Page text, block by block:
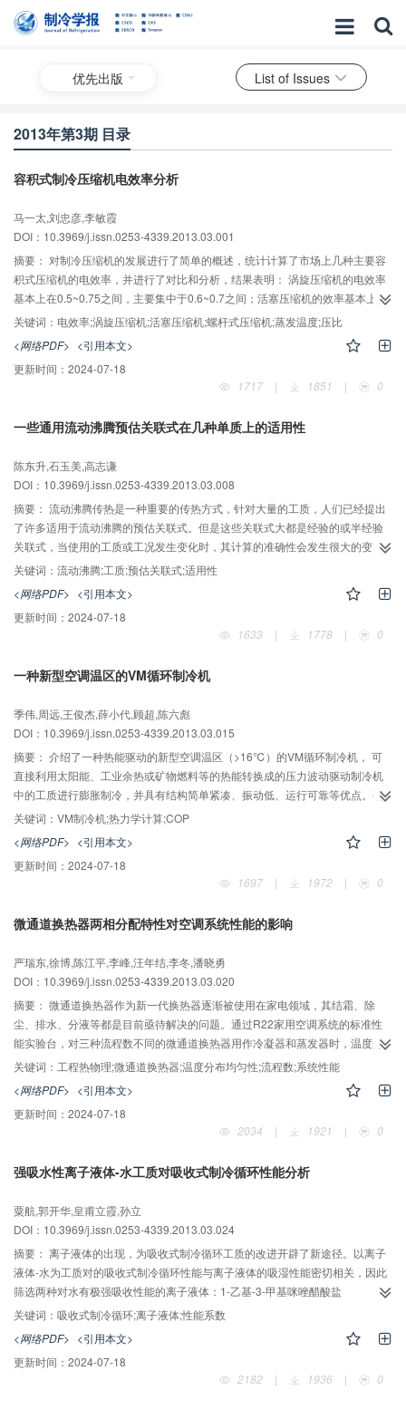
优先出版 List of Issues
2013年第3期 目录
容积式制冷压缩机电效率分析
马一太,刘忠彦,李敏霞
DOI：10.3969/j.issn.0253-4339.2013.03.001
摘要： 对制冷压缩机的发展进行了简单的概述，统计计算了市场上几种主要容
积式压缩机的电效率，并进行了对比和分析，结果表明： 涡旋压缩机的电效率
基本上在0.5~0.75之间，主要集中于0.6~0.7之间；活塞压缩机的效率基本上在
0.4~0.7之间，而主要集中于0.5~0.65之间；螺杆压缩机的电效率基本在
0.5~0.75之间，主要集中于0.65~0.75之间；压比为2~4时压缩机电效率达到最
大。为制冷压缩机的设计、校核和计算提供基础和依据，为制冷系统的性能改
进提供方向。
关键词： 电效率;涡旋压缩机;活塞压缩机;螺杆式压缩机;蒸发温度;压比
<网络PDF> <引用本文>
更新时间： 2024-07-18
1717
| 1851 | 0
一些通用流动沸腾预估关联式在几种单质上的适用性
陈东升,石玉美,高志谦
DOI：10.3969/j.issn.0253-4339.2013.03.008
摘要： 流动沸腾传热是一种重要的传热方式，针对大量的工质，人们已经提出
了许多适用于流动沸腾的预估关联式。但是这些关联式大都是经验的或半经验
关联式，当使用的工质或工况发生变化时，其计算的准确性会发生很大的变
化。为了了解流动沸腾预估关联式的工质适用性问题，选择了8种常见流动沸腾
预估关联式，并将它们的预估结果与R134a、二氧化碳和液氮的实验值进行比
较。结果显示Lazarck(1982)和Kew and Cornwell(1997)关联式在预估这3种工
质时都表现出较高的预估准确性，Gungor and Winterton(1987)更适合计算二
氧化碳，Liu and Winterton(1991)关联式在计算R134a时更准确，它们都表现
研究。而且这8种预估关联式式都不适合用于液氮的准确计算。
关键词： 流动沸腾;工质;预估关联式;适用性
<网络PDF> <引用本文>
更新时间： 2024-07-18
1633
| 1778 | 0
一种新型空调温区的VM循环制冷机
季伟,周远,王俊杰,薛小代,顾超,陈六彪
DOI：10.3969/j.issn.0253-4339.2013.03.015
摘要： 介绍了一种热能驱动的新型空调温区（>16℃）的VM循环制冷机， 可
直接利用太阳能、工业余热或矿物燃料等的热能转换成的压力波动驱动制冷机
中的工质进行膨胀制冷，并具有结构简单紧凑、振动低、运行可靠等优点。研
究了制冷机冷热腔容积比，死容积和冷热排出器相位差对理论制冷量的影响，
分析了各种热损失；设计了一台VM制冷机，计算了其充气压力和运行频率对实
际制冷量和COP的影响，探讨了作为空调的应用前景；研究结果表明：在运行
频率10Hz，制冷量达2000W时，COP可实现2.5～3，其中回热器损失占热损失
关键词： VM制冷机;热力学计算;COP
<网络PDF> <引用本文>
更新时间： 2024-07-18
1697
| 1972 | 0
微通道换热器两相分配特性对空调系统性能的影响
严瑞东,徐博,陈江平,李峰,汪年结,李冬,潘晓勇
DOI：10.3969/j.issn.0253-4339.2013.03.020
摘要： 微通道换热器作为新一代换热器逐渐被使用在家电领域，其结霜、除
尘、排水、分液等都是目前亟待解决的问题。通过R22家用空调系统的标准性
能实验台，对三种流程数不同的微通道换热器用作冷凝器和蒸发器时，温度分
布均匀性和其对系统性能的影响进行实验，研究发现，微通道换热器在用作冷
凝器和蒸发器时，温度分布不均对系统性能的影响分别达到7.3%和3.5%，并且
流程数对于温度分布均匀性的影响在作为冷凝器和蒸发器时是不同的。
关键词： 工程热物理;微通道换热器;温度分布均匀性;流程数;系统性能
<网络PDF> <引用本文>
更新时间： 2024-07-18
2034
| 1921 | 0
强吸水性离子液体-水工质对吸收式制冷循环性能分析
粟航,郭开华,皇甫立霞,孙立
DOI：10.3969/j.issn.0253-4339.2013.03.024
摘要： 离子液体的出现，为吸收式制冷循环工质的改进开辟了新途径。以离子
液体-水为工质对的吸收式制冷循环性能与离子液体的吸湿性能密切相关，因此
筛选两种对水有极强吸收性能的离子液体：1-乙基-3-甲基咪唑醋酸盐
（[EMIm]Ac）、1-己基-3-甲基咪唑氯盐（[HMIm]Cl），对其水溶液吸收式制冷
循环进行研究。首先对离子液体水溶液热力学特性（蒸汽压、比热、比焓等）
进行了研究，然后分析吸收式制冷循环的性能系数。研究结果表明这两种离子
液体-水工质对单效吸收循环可工作于较高温度条件下，其性能系数大大优于现
今国内外学者所研究的离子液体，其中[EMIm]Ac水溶液优于[HMIm]Cl水溶液。
关键词： 吸收式制冷循环;离子液体;性能系数
<网络PDF> <引用本文>
更新时间： 2024-07-18
2182
| 1936 | 0